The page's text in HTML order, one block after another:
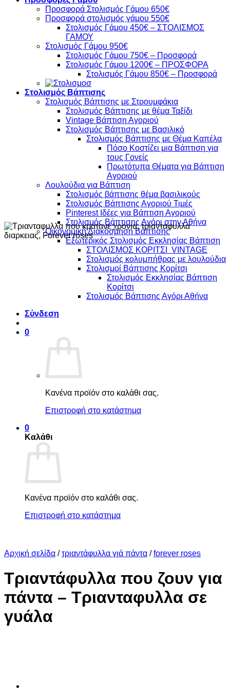
Προσφορά Στολισμός Γάμου 650€
Προσφορά στολισμός γάμου 550€
Στολισμός Γάμου 450€ – ΣΤΟΛΙΣΜΟΣ
ΓΑΜΟΥ
Στολισμός Γάμου 950€
Στολισμός Γάμου 750€ – Προσφορά
Στολισμός Γάμου 1200€ – ΠΡΟΣΦΟΡΑ
Στολισμός Γάμου 850€ – Προσφορά
Στολισμός Βάπτισης
Στολισμός Βάπτισης με Στρουμφάκια
Στολισμός Βάπτισης με θέμα Ταξίδι
Vintage Βάπτιση Αγοριού
Στολισμός Βάπτισης με Βασιλικό
Στολισμός Βάπτισης με Θέμα Καπέλα
Πόσο Κοστίζει μια Βάπτιση για
τους Γονείς
Πρωτότυπα Θέματα για Βάπτιση
Αγοριού
Λουλούδια για Βάπτιση
Στολισμός βάπτισης θέμα βασιλικούς
Στολισμός Βάπτισης Αγοριού Τιμές
Pinterest Ιδέες για Βάπτιση Αγοριού
Στολισμός Βάπτισης Αγόρι στην Αθήνα
Οικονομική Διακόσμηση Βάπτισης
Εξωτερικός Στολισμός Εκκλησίας Βάπτιση
ΣΤΟΛΙΣΜΟΣ ΚΟΡΙΤΣΙ VINTAGE
Στολισμός κολυμπήθρας με λουλούδια
Στολισμοί Βάπτισης Κορίτσι
Στολισμός Εκκλησίας Βάπτιση
Κορίτσι
Στολισμός Βάπτισης Αγόρι Αθήνα
Σύνδεση
0
Κανένα προϊόν στο καλάθι σας.
Επιστροφή στο κατάστημα
0
Καλάθι
Κανένα προϊόν στο καλάθι σας.
Επιστροφή στο κατάστημα
Αρχική σελίδα / τριαντάφυλλα γιά πάντα / forever roses
Τριαντάφυλλα που ζουν για
πάντα – Τριανταφυλλα σε
γυάλα